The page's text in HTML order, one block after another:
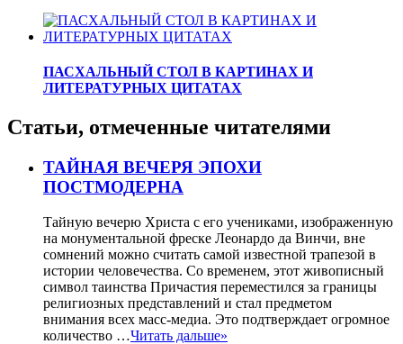
ПАСХАЛЬНЫЙ СТОЛ В КАРТИНАХ И
ЛИТЕРАТУРНЫХ ЦИТАТАХ
Статьи, отмеченные читателями
ТАЙНАЯ ВЕЧЕРЯ ЭПОХИ
ПОСТМОДЕРНА
Тайную вечерю Христа с его учениками, изображенную
на монументальной фреске Леонардо да Винчи, вне
сомнений можно считать самой известной трапезой в
истории человечества. Со временем, этот живописный
символ таинства Причастия переместился за границы
религиозных представлений и стал предметом
внимания всех масс-медиа. Это подтверждает огромное
количество …Читать дальше»